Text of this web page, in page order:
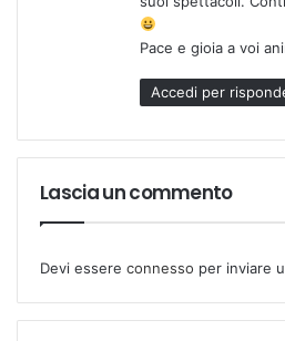
Pace e gioia a voi
Accedi per
Lascia un commento
Devi essere connesso per inviare